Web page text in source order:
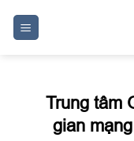
Trung tâm
gian